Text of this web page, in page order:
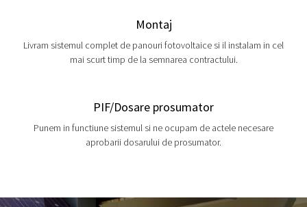
Montaj
Livram sistemul complet de panouri fotovoltaice si il instalam in cel
mai scurt timp de la semnarea contractului.
PIF/Dosare prosumator
Punem in functiune sistemul si ne ocupam de actele necesare
aprobarii dosarului de prosumator.